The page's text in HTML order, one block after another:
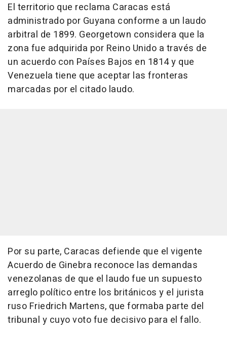
El territorio que reclama Caracas está
administrado por Guyana conforme a un laudo
arbitral de 1899. Georgetown considera que la
zona fue adquirida por Reino Unido a través de
un acuerdo con Países Bajos en 1814 y que
Venezuela tiene que aceptar las fronteras
marcadas por el citado laudo.
Por su parte, Caracas defiende que el vigente
Acuerdo de Ginebra reconoce las demandas
venezolanas de que el laudo fue un supuesto
arreglo político entre los británicos y el jurista
ruso Friedrich Martens, que formaba parte del
tribunal y cuyo voto fue decisivo para el fallo.